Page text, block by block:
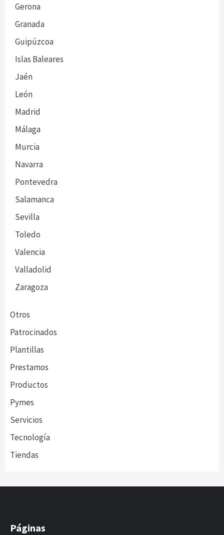
Gerona
Granada
Guipúzcoa
Islas Baleares
Jaén
León
Madrid
Málaga
Murcia
Navarra
Pontevedra
Salamanca
Sevilla
Toledo
Valencia
Valladolid
Zaragoza
Otros
Patrocinados
Plantillas
Prestamos
Productos
Pymes
Servicios
Tecnología
Tiendas
Páginas